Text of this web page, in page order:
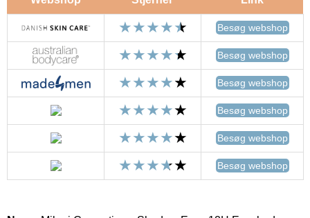
Besøg webshop
Besøg webshop
Besøg webshop
Besøg webshop
Besøg webshop
Besøg webshop